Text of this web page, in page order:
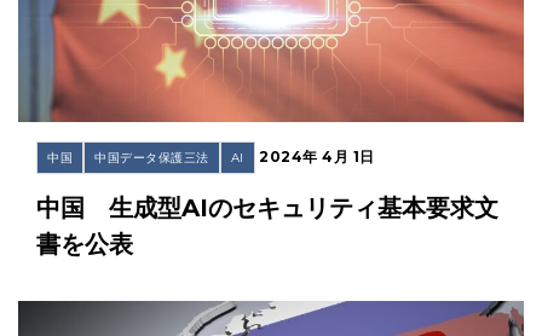
中国 中国データ保護三法 AI 2024年 4月 1日
中国 生成型AIのセキュリティ基本要求文
書を公表